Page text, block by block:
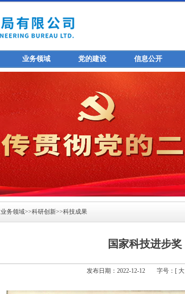
业务领域 党的建设 信息公开
业务领域>>科研创新>>科技成果
国家科技进步奖
发布日期：2022-12-12 字号：[ 大